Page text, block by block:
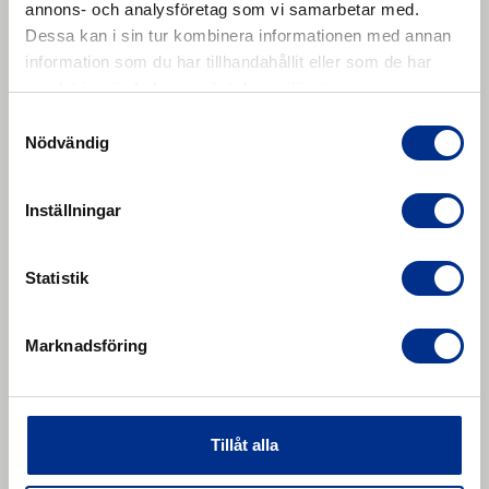
annons- och analysföretag som vi samarbetar med.
Dessa kan i sin tur kombinera informationen med annan
information som du har tillhandahållit eller som de har
samlat in när du har använt deras tjänster.
Nödvändig
Inställningar
Statistik
Marknadsföring
Tillåt alla
Vulcanising press REMAPRESS
Vulcanising press REMAPRESS CRO. The